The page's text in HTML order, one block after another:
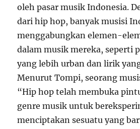
oleh pasar musik Indonesia.
dari hip hop, banyak musisi
menggabungkan elemen-
dalam musik mereka, seperti
yang lebih urban dan lirik
Menurut Tompi, seorang
“Hip hop telah membuka
genre musik untuk
menciptakan sesuatu yang